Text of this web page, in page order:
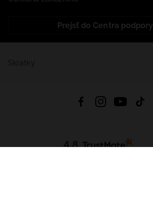
Prejsť do Centra podpory
4.8